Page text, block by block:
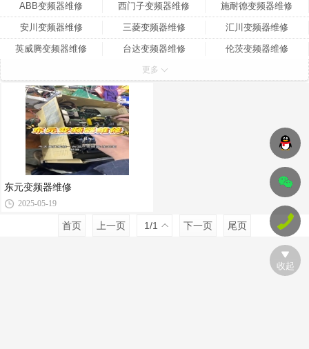
ABB变频器维修 西门子变频器维修 施耐德变频器维修
安川变频器维修 三菱变频器维修 汇川变频器维修
英威腾变频器维修 台达变频器维修 伦茨变频器维修
高压变频器维修
丹佛斯变频器维修 东元变频器维修
更多
东元变频器维修
2025-05-19
首页 上一页 1/1 下一页 尾页
收起